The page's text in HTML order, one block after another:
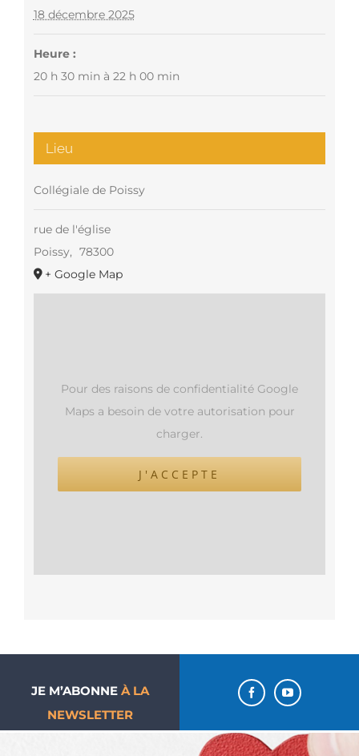
18 décembre 2025
Heure :
20 h 30 min à 22 h 00 min
Lieu
Collégiale de Poissy
rue de l'église
Poissy, 78300
+ Google Map
Pour des raisons de confidentialité Google
Maps a besoin de votre autorisation pour
charger.
J'ACCEPTE
JE M’ABONNE À LA
NEWSLETTER